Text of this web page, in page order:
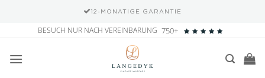
12-MONATIGE GARANTIE
springen
BESUCH NUR NACH VEREINBARUNG 750+